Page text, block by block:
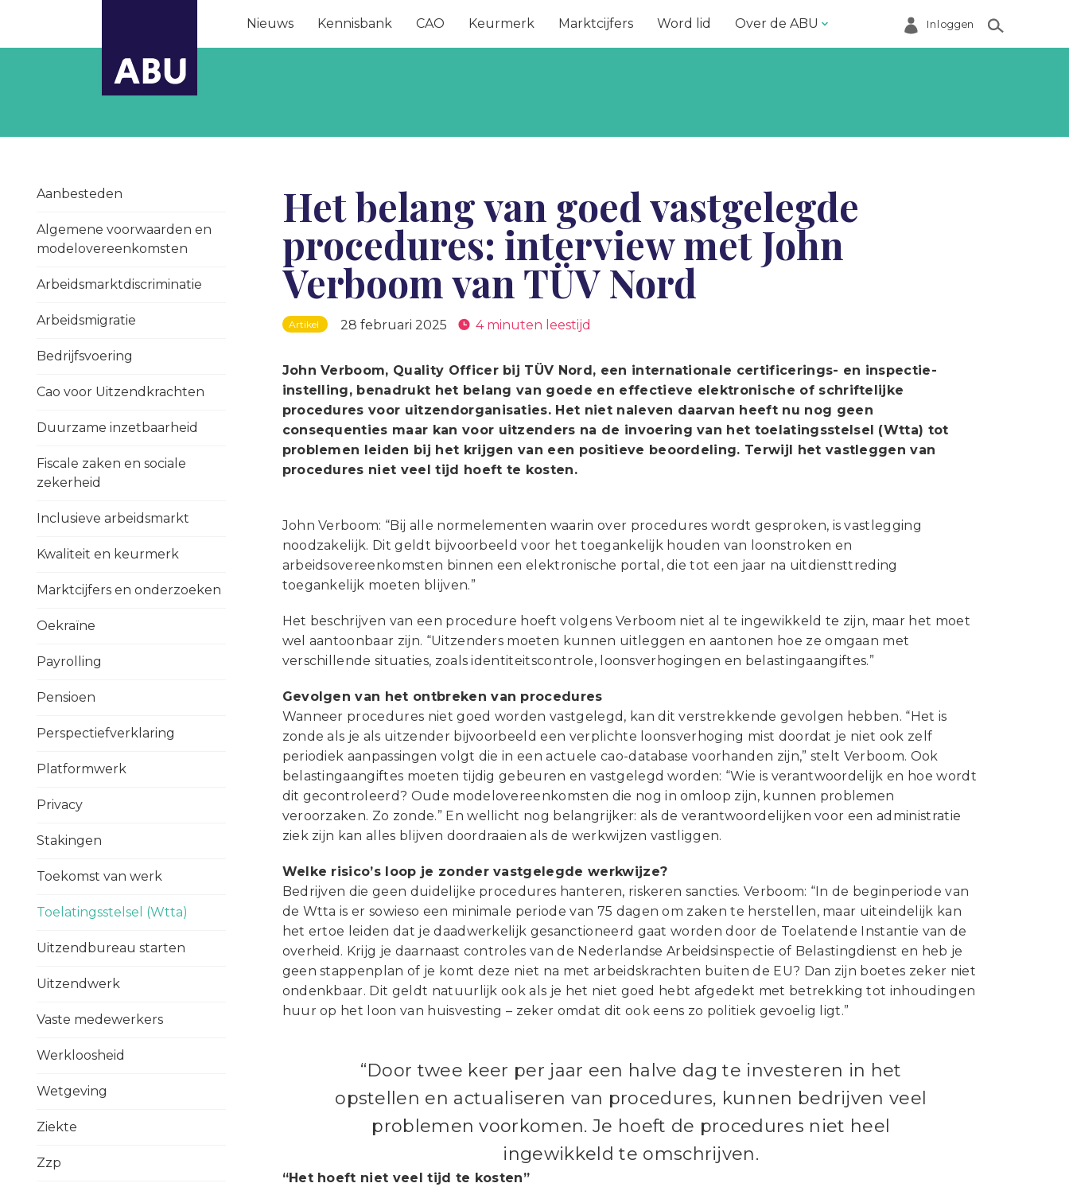
Nieuws Kennisbank CAO Keurmerk Marktcijfers Word lid Over de ABU
Helpdesk
Ledenregister
Ledenservice
Magazine VoorWerk
Vacatures
Vestigingen ABU-leden
Webshop
Inloggen
Aanbesteden
Algemene voorwaarden en
modelovereenkomsten
Arbeidsmarktdiscriminatie
Arbeidsmigratie
Bedrijfsvoering
Cao voor Uitzendkrachten
Duurzame inzetbaarheid
Fiscale zaken en sociale
zekerheid
Inclusieve arbeidsmarkt
Kwaliteit en keurmerk
Marktcijfers en onderzoeken
Oekraïne
Payrolling
Pensioen
Perspectiefverklaring
Platformwerk
Privacy
Stakingen
Toekomst van werk
Toelatingsstelsel (Wtta)
Uitzendbureau starten
Uitzendwerk
Vaste medewerkers
Werkloosheid
Wetgeving
Ziekte
Zzp
Het belang van goed vastgelegde
procedures: interview met John
Verboom van TÜV Nord
Artikel 28 februari 2025 4 minuten leestijd
John Verboom, Quality Officer bij TÜV Nord, een internationale certificerings- en inspectie-
instelling, benadrukt het belang van goede en effectieve elektronische of schriftelijke
procedures voor uitzendorganisaties. Het niet naleven daarvan heeft nu nog geen
consequenties maar kan voor uitzenders na de invoering van het toelatingsstelsel (Wtta) tot
problemen leiden bij het krijgen van een positieve beoordeling. Terwijl het vastleggen van
procedures niet veel tijd hoeft te kosten.
John Verboom: “Bij alle normelementen waarin over procedures wordt gesproken, is vastlegging
noodzakelijk. Dit geldt bijvoorbeeld voor het toegankelijk houden van loonstroken en
arbeidsovereenkomsten binnen een elektronische portal, die tot een jaar na uitdiensttreding
toegankelijk moeten blijven.”
Het beschrijven van een procedure hoeft volgens Verboom niet al te ingewikkeld te zijn, maar het moet
wel aantoonbaar zijn. “Uitzenders moeten kunnen uitleggen en aantonen hoe ze omgaan met
verschillende situaties, zoals identiteitscontrole, loonsverhogingen en belastingaangiftes.”
Gevolgen van het ontbreken van procedures
Wanneer procedures niet goed worden vastgelegd, kan dit verstrekkende gevolgen hebben. “Het is
zonde als je als uitzender bijvoorbeeld een verplichte loonsverhoging mist doordat je niet ook zelf
periodiek aanpassingen volgt die in een actuele cao-database voorhanden zijn,” stelt Verboom. Ook
belastingaangiftes moeten tijdig gebeuren en vastgelegd worden: “Wie is verantwoordelijk en hoe wordt
dit gecontroleerd? Oude modelovereenkomsten die nog in omloop zijn, kunnen problemen
veroorzaken. Zo zonde.” En wellicht nog belangrijker: als de verantwoordelijken voor een administratie
ziek zijn kan alles blijven doordraaien als de werkwijzen vastliggen.
Welke risico’s loop je zonder vastgelegde werkwijze?
Bedrijven die geen duidelijke procedures hanteren, riskeren sancties. Verboom: “In de beginperiode van
de Wtta is er sowieso een minimale periode van 75 dagen om zaken te herstellen, maar uiteindelijk kan
het ertoe leiden dat je daadwerkelijk gesanctioneerd gaat worden door de Toelatende Instantie van de
overheid. Krijg je daarnaast controles van de Nederlandse Arbeidsinspectie of Belastingdienst en heb je
geen stappenplan of je komt deze niet na met arbeidskrachten buiten de EU? Dan zijn boetes zeker niet
ondenkbaar. Dit geldt natuurlijk ook als je het niet goed hebt afgedekt met betrekking tot inhoudingen
huur op het loon van huisvesting – zeker omdat dit ook eens zo politiek gevoelig ligt.”
“Door twee keer per jaar een halve dag te investeren in het
opstellen en actualiseren van procedures, kunnen bedrijven veel
problemen voorkomen. Je hoeft de procedures niet heel
ingewikkeld te omschrijven.
“Het hoeft niet veel tijd te kosten”